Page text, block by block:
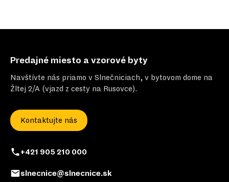
Predajné miesto a vzorové byty
Navštívte nás priamo v Slnečniciach, v bytovom dome na
Žltej 2/A (vjazd z cesty na Rusovce).
Kontaktujte nás
+421 905 210 000
slnecnice@slnecnice.sk